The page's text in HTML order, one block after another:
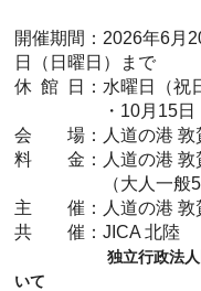
開催期間：2026年6月
日（日曜日）まで
休 館 日：水曜日（祝
・10月15日（木
会 場：人道の港 敦
料 金：人道の港 敦賀
（大人一般500円
主 催：人道の港 敦
共 催：JICA 北陸
独立行政法
いて​